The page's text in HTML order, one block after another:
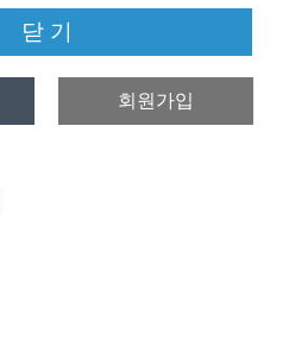
닫 기
회원가입